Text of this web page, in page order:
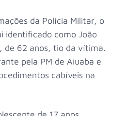
da Polícia Militar, o
identificado como João
de 62 anos, tio da vítima.
pela PM de Aiuaba e
cabíveis na